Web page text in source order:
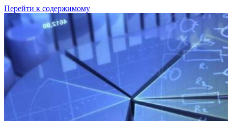
Перейти к содержимому